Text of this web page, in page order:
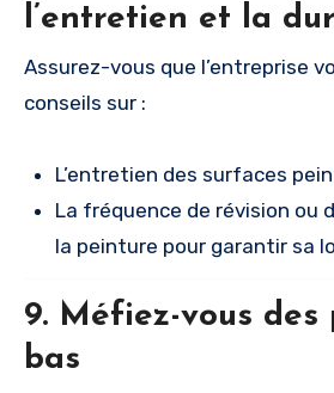
l’entretien et la
Assurez-vous que l’entreprise
conseils sur :
L’entretien des surfaces
La fréquence de révision ou
la peinture pour garantir sa
9. Méfiez-vous
bas